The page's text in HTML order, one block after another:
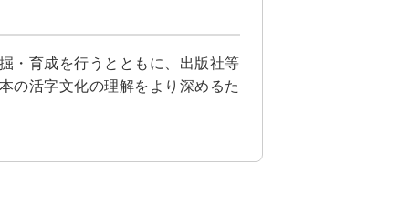
・育成を行うとともに、出版社等
の活字文化の理解をより深めるた